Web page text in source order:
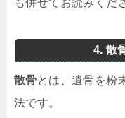
4. 散
散骨とは、遺骨を粉
法です。